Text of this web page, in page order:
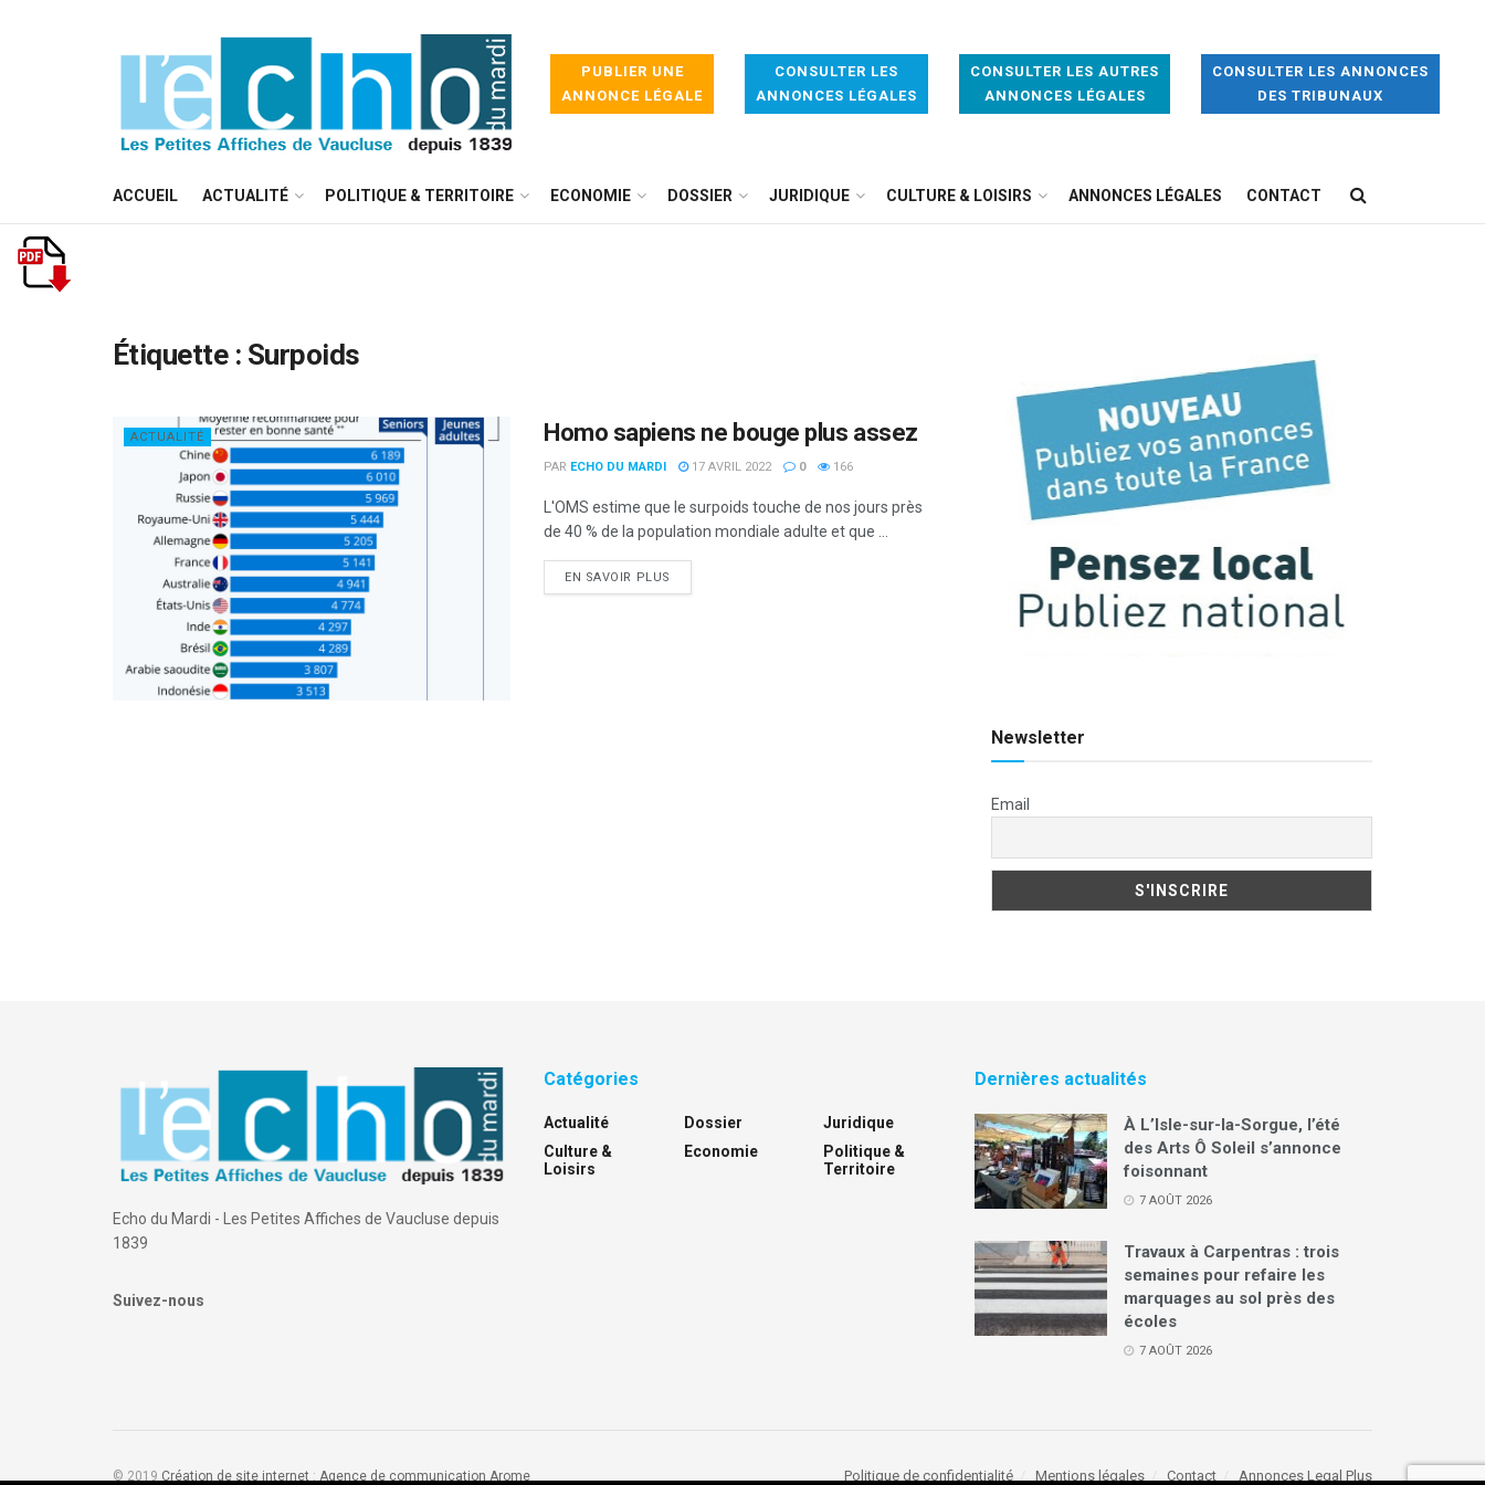
PUBLIER UNE
ANNONCE LÉGALE
CONSULTER LES
ANNONCES LÉGALES
CONSULTER LES AUTRES
ANNONCES LÉGALES
CONSULTER LES ANNONCES
DES TRIBUNAUX
ACCUEIL ACTUALITÉ POLITIQUE & TERRITOIRE ECONOMIE DOSSIER JURIDIQUE CULTURE & LOISIRS ANNONCES LÉGALES CONTACT
Étiquette : Surpoids
ACTUALITÉ Homo sapiens ne bouge plus assez
PAR ECHO DU MARDI 17 AVRIL 2022 0 166
L'OMS estime que le surpoids touche de nos jours près
de 40 % de la population mondiale adulte et que ...
EN SAVOIR PLUS
Newsletter
Email
Echo du Mardi - Les Petites Affiches de Vaucluse depuis
1839
Suivez-nous
Catégories
Actualité
Culture &
Loisirs
Dossier
Economie
Juridique
Politique &
Territoire
Dernières actualités
À L’Isle-sur-la-Sorgue, l’été
des Arts Ô Soleil s’annonce
foisonnant
7 AOÛT 2026
Travaux à Carpentras : trois
semaines pour refaire les
marquages au sol près des
écoles
7 AOÛT 2026
Politique de confidentialité Mentions légales Contact Annonces Legal Plus
© 2019 Création de site internet : Agence de communication Arome